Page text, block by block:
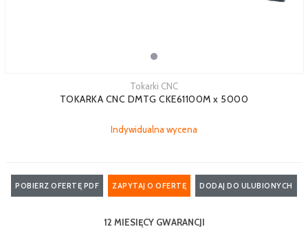
Tokarki CNC
TOKARKA CNC DMTG CKE61100M x 5000
Indywidualna wycena
POBIERZ OFERTĘ PDF ZAPYTAJ O OFERTĘ DODAJ DO ULUBIONYCH
12 MIESIĘCY GWARANCJI